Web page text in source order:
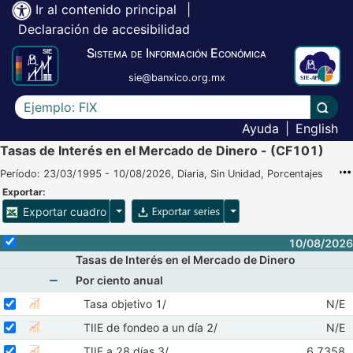
Ir al contenido principal
Declaración de accesibilidad
Sistema de Información Económica
sie@banxico.org.mx
Escriba el texto a buscar
Ayuda
English
Tasas de Interés en el Mercado de Dinero - (CF101)
Período: 23/03/1995 - 10/08/2026, Diaria, Sin Unidad, Porcentajes
Exportar:
Exportar cuadro Opciones para exportar cuadroOpciones para exportar
Selecciona o desmarca todas las series
10/08/2026
Tasas de Interés en el Mercado de Dinero
Mostrar elementos de Por ciento anual
Por ciento anual
Seleccione sus series
Seleccionar serie Tasa objetivo 1/
Tasa objetivo 1/ 08/
N/E
Seleccione sus series
Seleccionar serie TIIE de fondeo a un día 2/Mostrar gráfica de la serie TIIE de fondeo a un día 2/
TIIE de fondeo a un día 2/ 08/
N/E
Seleccionar serie TIIE a 28 días 3/